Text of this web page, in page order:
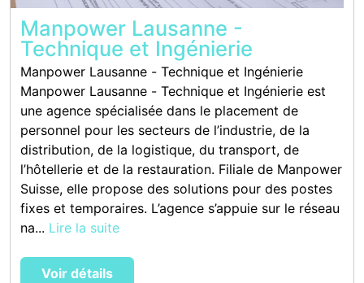
Manpower Lausanne -
Technique et Ingénierie
Manpower Lausanne - Technique et Ingénierie
Manpower Lausanne - Technique et Ingénierie est
une agence spécialisée dans le placement de
personnel pour les secteurs de l’industrie, de la
distribution, de la logistique, du transport, de
l’hôtellerie et de la restauration. Filiale de Manpower
Suisse, elle propose des solutions pour des postes
fixes et temporaires. L’agence s’appuie sur le réseau
na... Lire la suite
Voir détails